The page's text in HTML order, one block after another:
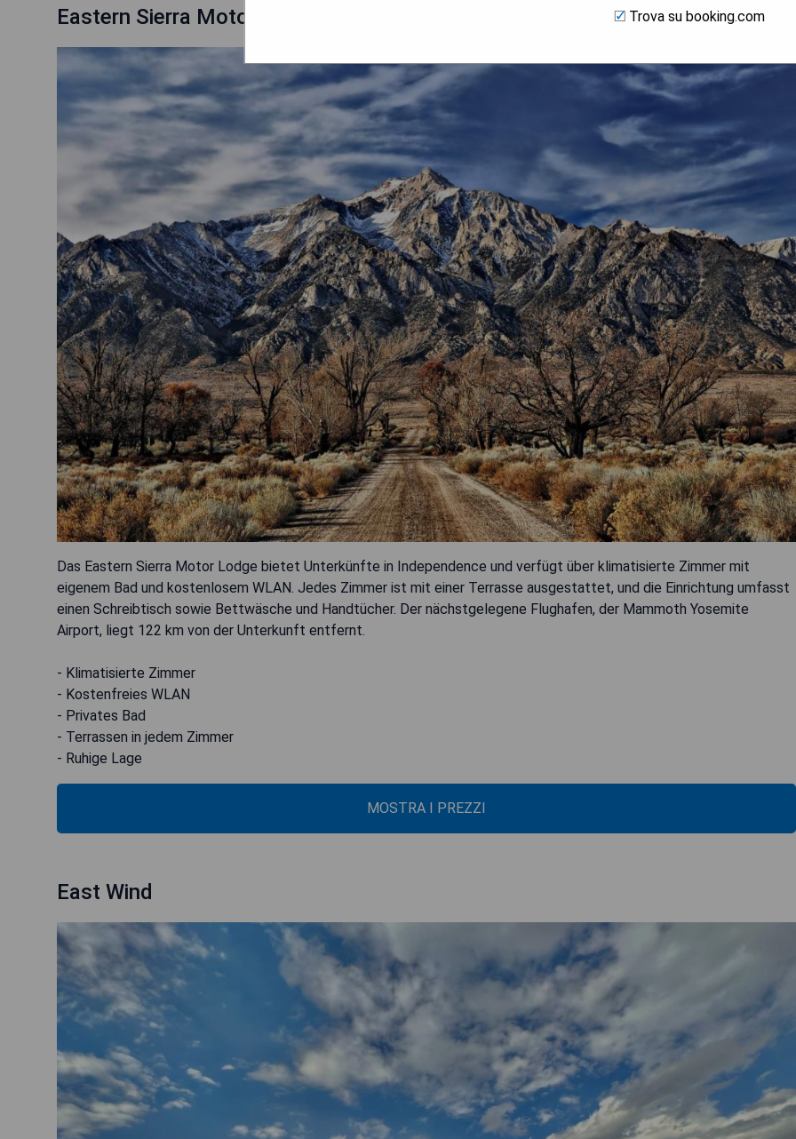
Eastern Sierra Motor Lodge
Das Eastern Sierra Motor Lodge bietet Unterkünfte in Independence und verfügt über klimatisierte Zimmer mit
eigenem Bad und kostenlosem WLAN. Jedes Zimmer ist mit einer Terrasse ausgestattet, und die Einrichtung umfasst
einen Schreibtisch sowie Bettwäsche und Handtücher. Der nächstgelegene Flughafen, der Mammoth Yosemite
Airport, liegt 122 km von der Unterkunft entfernt.
- Klimatisierte Zimmer
- Kostenfreies WLAN
- Privates Bad
- Terrassen in jedem Zimmer
- Ruhige Lage
MOSTRA I PREZZI
East Wind
Trova su booking.com